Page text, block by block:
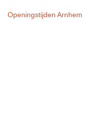
Openingstijden Arnhem